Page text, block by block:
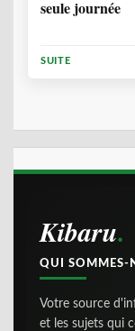
seule journée
SUITE
Kibaru
QUI SOMMES-
Votre source
et les sujets qui